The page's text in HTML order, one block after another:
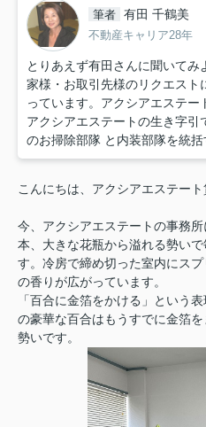
筆者 有田 千鶴美
不動産キャリア28年
とりあえず有田さんに聞いて
家様・お取引先様のリクエスト
っています。アクシアエステ
アクシアエステートの生き字引
のお掃除部隊 と内装部隊を統括
こんにちは、アクシアエステート
今、アクシアエステートの事務
本、大きな花瓶から溢れる勢い
す。冷房で締め切った室内にス
の香りが広がっています。
「百合に金箔をかける」という
の豪華な百合はもうすでに金箔
勢いです。